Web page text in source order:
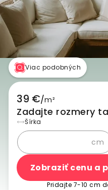
Viac podobných
39 €/m²
Zadajte rozmery
Šírka
cm
Zobraziť cenu a
Pridajte 7-10 cm